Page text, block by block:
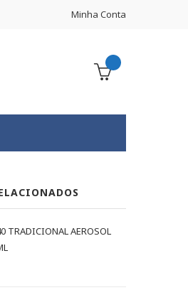
Minha Conta
TRADICIONAL AEROSOL